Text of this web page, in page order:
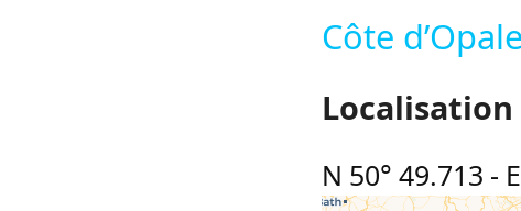
Côte d’Opale
Localisation
N 50° 49.713 -